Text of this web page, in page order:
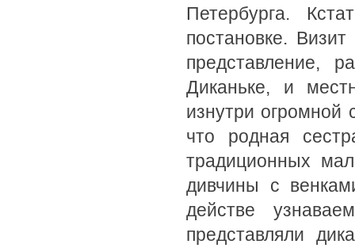
Петербурга.
постановке.
представление,
Диканьке, и
изнутри огромной
что родная
традиционных
дивчины с
действе
представляли